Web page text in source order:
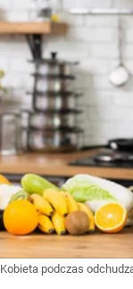
Kobieta podczas